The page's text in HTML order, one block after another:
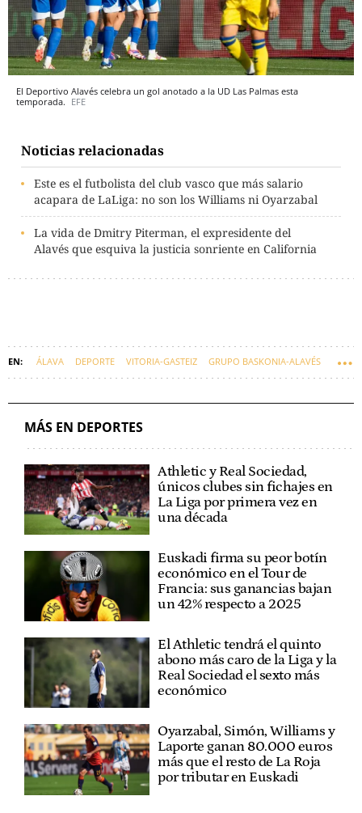
El Deportivo Alavés celebra un gol anotado a la UD Las Palmas esta
temporada. EFE
Noticias relacionadas
Este es el futbolista del club vasco que más salario
acapara de LaLiga: no son los Williams ni Oyarzabal
La vida de Dmitry Piterman, el expresidente del
Alavés que esquiva la justicia sonriente en California
ÁLAVA DEPORTE VITORIA-GASTEIZ GRUPO BASKONIA-ALAVÉS
MÁS EN DEPORTES
Athletic y Real Sociedad,
únicos clubes sin fichajes en
La Liga por primera vez en
una década
Euskadi firma su peor botín
económico en el Tour de
Francia: sus ganancias bajan
un 42% respecto a 2025
El Athletic tendrá el quinto
abono más caro de la Liga y la
Real Sociedad el sexto más
económico
Oyarzabal, Simón, Williams y
Laporte ganan 80.000 euros
más que el resto de La Roja
por tributar en Euskadi